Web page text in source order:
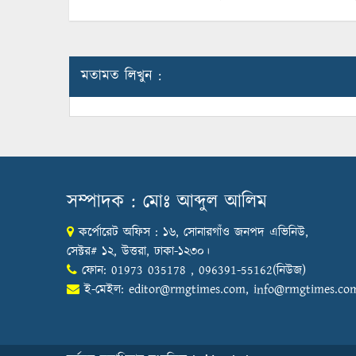
মতামত লিখুন :
সম্পাদক : মোঃ আব্দুল আলিম
কর্পোরেট অফিস : ১৬, সোনারগাঁও জনপদ এভিনিউ,
সেক্টর# ১২, উত্তরা, ঢাকা-১২৩০।
ফোন: 01973 035178 , 096391-55162(নিউজ)
ই-মেইল: editor@rmgtimes.com,